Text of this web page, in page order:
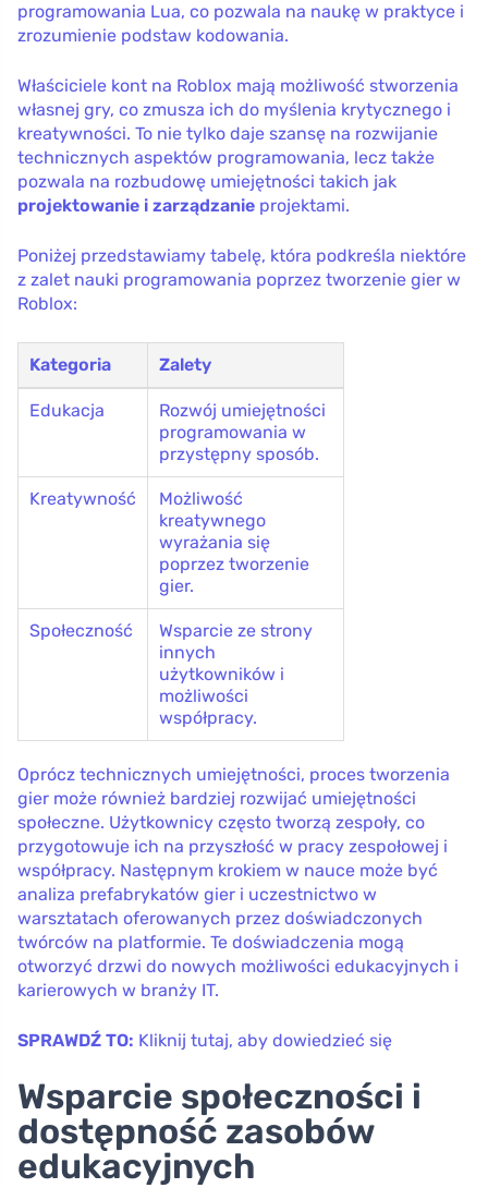
programowania Lua, co pozwala na naukę w praktyce i
zrozumienie podstaw kodowania.
Właściciele kont na Roblox mają możliwość stworzenia
własnej gry, co zmusza ich do myślenia krytycznego i
kreatywności. To nie tylko daje szansę na rozwijanie
technicznych aspektów programowania, lecz także
pozwala na rozbudowę umiejętności takich jak
projektowanie i zarządzanie projektami.
Poniżej przedstawiamy tabelę, która podkreśla niektóre
z zalet nauki programowania poprzez tworzenie gier w
Roblox:
Kategoria Zalety
Edukacja
Rozwój umiejętności
programowania w
przystępny sposób.
Kreatywność
Możliwość
kreatywnego
wyrażania się
poprzez tworzenie
gier.
Społeczność
Wsparcie ze strony
innych
użytkowników i
możliwości
współpracy.
Oprócz technicznych umiejętności, proces tworzenia
gier może również bardziej rozwijać umiejętności
społeczne. Użytkownicy często tworzą zespoły, co
przygotowuje ich na przyszłość w pracy zespołowej i
współpracy. Następnym krokiem w nauce może być
analiza prefabrykatów gier i uczestnictwo w
warsztatach oferowanych przez doświadczonych
twórców na platformie. Te doświadczenia mogą
otworzyć drzwi do nowych możliwości edukacyjnych i
karierowych w branży IT.
SPRAWDŹ TO: Kliknij tutaj, aby dowiedzieć się
Wsparcie społeczności i
dostępność zasobów
edukacyjnych